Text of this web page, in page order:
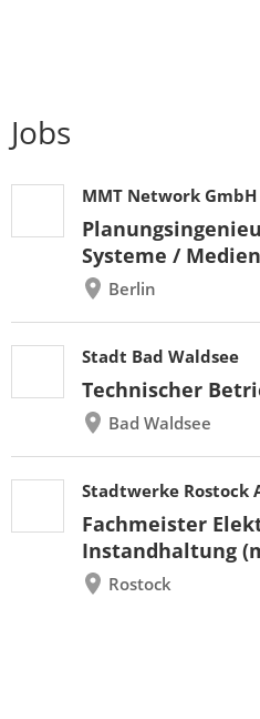
Jobs
MMT Network GmbH
Systeme /
Berlin
Stadt Bad Waldsee
Technischer
Bad Waldsee
Stadtwerke Rostock
Fachmeister
Instandhaltung
Rostock